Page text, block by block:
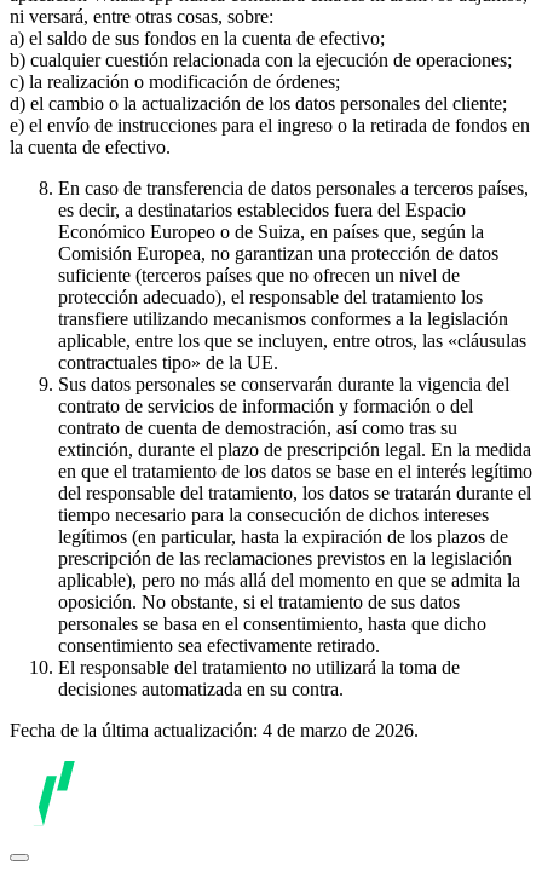
ni versará, entre otras cosas, sobre:
a) el saldo de sus fondos en la cuenta de efectivo;
b) cualquier cuestión relacionada con la ejecución de operaciones;
c) la realización o modificación de órdenes;
d) el cambio o la actualización de los datos personales del cliente;
e) el envío de instrucciones para el ingreso o la retirada de fondos en
la cuenta de efectivo.
En caso de transferencia de datos personales a terceros países,
es decir, a destinatarios establecidos fuera del Espacio
Económico Europeo o de Suiza, en países que, según la
Comisión Europea, no garantizan una protección de datos
suficiente (terceros países que no ofrecen un nivel de
protección adecuado), el responsable del tratamiento los
transfiere utilizando mecanismos conformes a la legislación
aplicable, entre los que se incluyen, entre otros, las «cláusulas
contractuales tipo» de la UE.
Sus datos personales se conservarán durante la vigencia del
contrato de servicios de información y formación o del
contrato de cuenta de demostración, así como tras su
extinción, durante el plazo de prescripción legal. En la medida
en que el tratamiento de los datos se base en el interés legítimo
del responsable del tratamiento, los datos se tratarán durante el
tiempo necesario para la consecución de dichos intereses
legítimos (en particular, hasta la expiración de los plazos de
prescripción de las reclamaciones previstos en la legislación
aplicable), pero no más allá del momento en que se admita la
oposición. No obstante, si el tratamiento de sus datos
personales se basa en el consentimiento, hasta que dicho
consentimiento sea efectivamente retirado.
El responsable del tratamiento no utilizará la toma de
decisiones automatizada en su contra.
Fecha de la última actualización: 4 de marzo de 2026.